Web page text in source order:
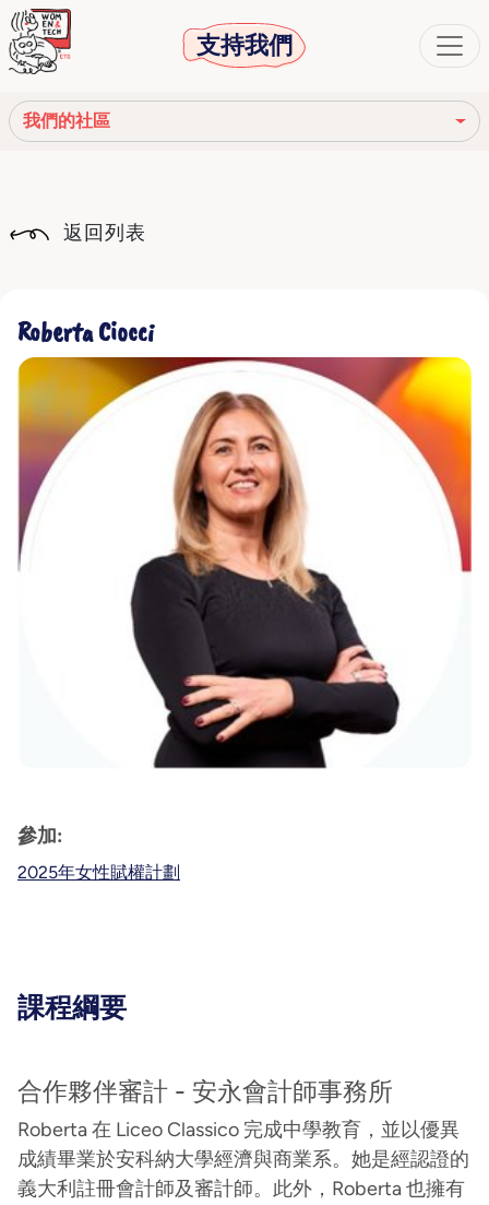
支持我們
我們的社區
我們的網絡
我們的社區
返回列表
Roberta Ciocci
參加:
2025年女性賦權計劃
課程綱要
合作夥伴審計 - 安永會計師事務所
Roberta 在 Liceo Classico 完成中學教育，並以優異
成績畢業於安科納大學經濟與商業系。她是經認證的
義大利註冊會計師及審計師。此外，Roberta 也擁有